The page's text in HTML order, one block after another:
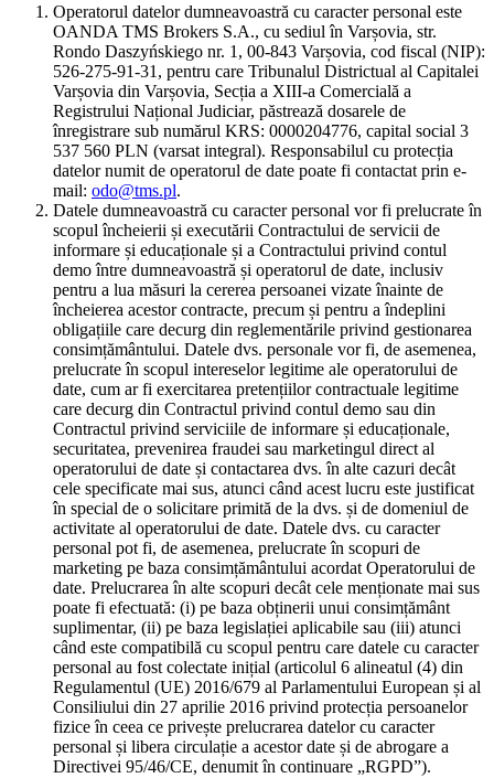
Operatorul datelor dumneavoastră cu caracter personal este
OANDA TMS Brokers S.A., cu sediul în Varșovia, str.
Rondo Daszyńskiego nr. 1, 00-843 Varșovia, cod fiscal (NIP):
526-275-91-31, pentru care Tribunalul Districtual al Capitalei
Varșovia din Varșovia, Secția a XIII-a Comercială a
Registrului Național Judiciar, păstrează dosarele de
înregistrare sub numărul KRS: 0000204776, capital social 3
537 560 PLN (varsat integral). Responsabilul cu protecția
datelor numit de operatorul de date poate fi contactat prin e-
mail: odo@tms.pl.
Datele dumneavoastră cu caracter personal vor fi prelucrate în
scopul încheierii și executării Contractului de servicii de
informare și educaționale și a Contractului privind contul
demo între dumneavoastră și operatorul de date, inclusiv
pentru a lua măsuri la cererea persoanei vizate înainte de
încheierea acestor contracte, precum și pentru a îndeplini
obligațiile care decurg din reglementările privind gestionarea
consimțământului. Datele dvs. personale vor fi, de asemenea,
prelucrate în scopul intereselor legitime ale operatorului de
date, cum ar fi exercitarea pretențiilor contractuale legitime
care decurg din Contractul privind contul demo sau din
Contractul privind serviciile de informare și educaționale,
securitatea, prevenirea fraudei sau marketingul direct al
operatorului de date și contactarea dvs. în alte cazuri decât
cele specificate mai sus, atunci când acest lucru este justificat
în special de o solicitare primită de la dvs. și de domeniul de
activitate al operatorului de date. Datele dvs. cu caracter
personal pot fi, de asemenea, prelucrate în scopuri de
marketing pe baza consimțământului acordat Operatorului de
date. Prelucrarea în alte scopuri decât cele menționate mai sus
poate fi efectuată: (i) pe baza obținerii unui consimțământ
suplimentar, (ii) pe baza legislației aplicabile sau (iii) atunci
când este compatibilă cu scopul pentru care datele cu caracter
personal au fost colectate inițial (articolul 6 alineatul (4) din
Regulamentul (UE) 2016/679 al Parlamentului European și al
Consiliului din 27 aprilie 2016 privind protecția persoanelor
fizice în ceea ce privește prelucrarea datelor cu caracter
personal și libera circulație a acestor date și de abrogare a
Directivei 95/46/CE, denumit în continuare „RGPD”).